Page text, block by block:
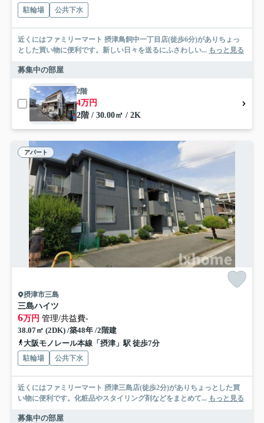
駐輪場 公共下水
近くにはファミリーマート 摂津鳥飼中一丁目店(徒歩6分)がありちょっ
とした買い物に便利です。新しい日々を送るにふさわしい... もっと見る
募集中の部屋
2階
4万円
2階 / 30.00㎡ / 2K
アパート
摂津市三島
三島ハイツ
6万円 管理/共益費-
38.07㎡ (2DK) /築48年 /2階建
大阪モノレール本線「摂津」駅 徒歩7分
駐輪場 公共下水
近くにはファミリーマート 摂津三島店(徒歩2分)がありちょっとした買
い物に便利です。化粧品やスタイリング剤などをまとめて... もっと見る
募集中の部屋